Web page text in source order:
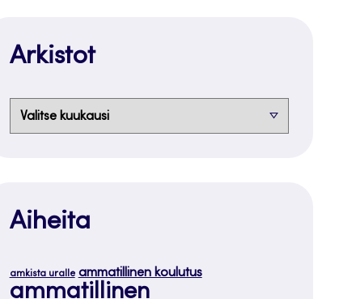
Arkistot
Arkistot
Aiheita
amkista uralle ammatillinen koulutus
ammatillinen